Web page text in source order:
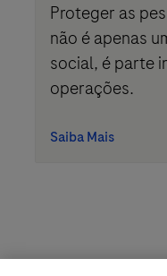
Proteger as
não é apenas
social, é parte
operações.
Saiba Mais